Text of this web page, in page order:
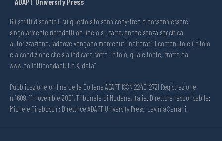
Gli scritti disponibili su questo sito sono copy-free e possono essere
singolarmente riprodotti on line o su carta, anche senza specifica
autorizzazione, laddove vengano mantenuti inalterati il contenuto e il titolo
e a condizione che sia indicata sotto il titolo, quale fonte, “tratto da
www.bollettinoadapt.it n.X, data“
Pubblicazione on line della Collana ADAPT ISSN 2240-2721 Registrazione
n.1609, 11 novembre 2001, Tribunale di Modena, Italia. Direttore responsabile:
Michele Tiraboschi; Direttrice ADAPT University Press: Lavinia Serrani.